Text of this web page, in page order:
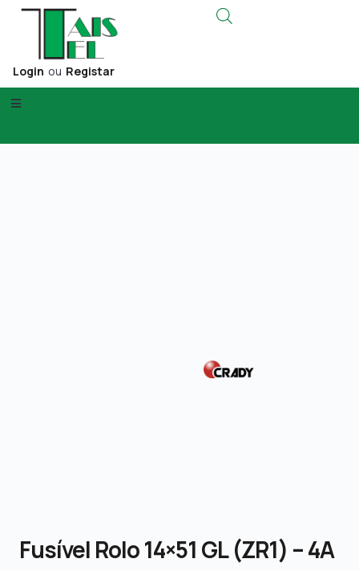
Login ou Registar
Fusível Rolo 14×51 GL (ZR1) – 4A